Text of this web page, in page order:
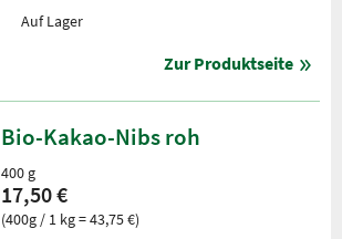
Auf Lager
Zur Produktseite
Bio-Kakao-Nibs roh
400 g
17,50 €
(400g / 1 kg = 43,75 €)